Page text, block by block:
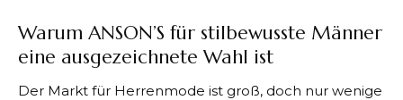
Warum ANSON’S für stilbewusste Männer
eine ausgezeichnete Wahl ist
Der Markt für Herrenmode ist groß, doch nur wenige